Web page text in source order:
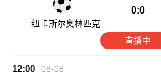
纽卡斯尔奥林匹克
0:0
直播中
12:00 08-08